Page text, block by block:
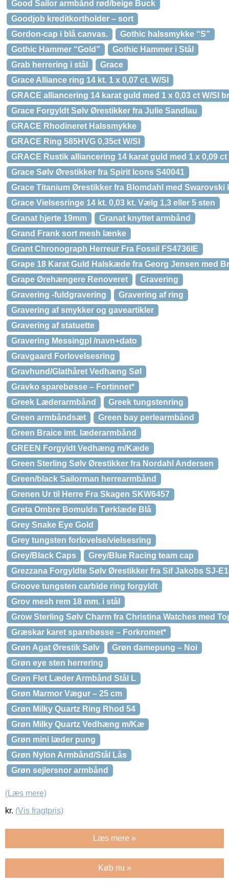
Good Sailor armbånd rød/beige Buck
Goodjob kreditkortholder – sort
Gordon-cap i blå canvas.
Gothic halssmykke “S”
Gothic Hammer “Gold”
Gothic Hammer i Stål
Grab herrering i stål
Grace
Grace Alliance ring 14 kt. 1 x 0,07 ct. W/SI
GRACE alliancering 14 karat guld med 1 x 0,03 ct W/SI
Grace Forgyldt Sølv Ørestikker fra Julie Sandlau
GRACE Rhodineret Halssmykke
GRACE Ring 585HVG 0,35ct W/SI
GRACE Rustik alliancering 14 karat guld med 1 x 0,09 ct
Grace Sølv Ørestikker fra Spirit Icons S40041
Grace Titanium Ørestikker fra Blomdahl med Swarovski
Grace Vielsesringe 14 kt. 0,03 kt. Vælg 1,3 eller 5 sten
Granat hjerte 19mm
Granat knyttet armbånd
Grand Frank sort mesh lænke
Grant Chronograph Herreur Fra Fossil FS4736IE
Grape 18 Karat Guld Halskæde fra Georg Jensen med
Grape Ørehængere Renoveret
Gravering
Gravering -fuldgravering
Gravering af ring
Gravering af smykker og gaveartikler
Gravering af statuette
Gravering Messingpl /navn+dato
Gravgaard Forlovelsesring
Gravhund/Glathåret Vedhæng Søl
Gravko sparebøsse – Fortinnet*
Greek Læderarmbånd
Greek tungstenring
Green armbåndsæt
Green bay perlearmbånd
Green Braice imt. læderarmbånd
GREEN Forgyldt Vedhæng m/Kæde
Green Sterling Sølv Ørestikker fra Nordahl Andersen
Green/black Sailorman herrearmbånd
Grenen Ur til Herre Fra Skagen SKW6457
Greta Ombre Bomulds Tørklæde Blå
Grey Snake Eye Gold
Grey tungsten forlovelse/vielsesring
Grey/Black Caps
Grey/Blue Racing team cap
Grezzana Forgyldte Sølv Ørestikker fra Sif Jakobs SJ-
Groove tungsten carbide ring forgyldt
Grov mesh rem 18 mm. i stål
Grow Sterling Sølv Charm fra Christina Watches med
Græskar karet sparebøsse – Forkromet*
Grøn Agat Ørestik Sølv
Grøn damepung – Noi
Grøn eye sten herrering
Grøn Flet Læder Armbånd Stål L
Grøn Marmor Vægur – 25 cm
Grøn Milky Quartz Ring Rhod 54
Grøn Milky Quartz Vedhæng m/Kæ
Grøn mini læder pung
Grøn Nylon Armbånd/Stål Lås
Grøn sejlersnor armbånd
(Læs mere)
kr. (Vis fragtpris)
Læs mere »
Køb nu »